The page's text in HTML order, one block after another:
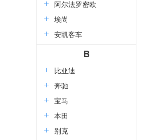
阿尔法罗密欧
埃尚
安凯客车
B
比亚迪
奔驰
宝马
本田
别克